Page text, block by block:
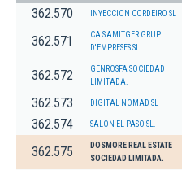
362.570 INYECCION CORDEIRO SL
362.571
CA S'AMITGER GRUP
D'EMPRESES SL.
362.572
GENROSFA SOCIEDAD
LIMITADA.
362.573 DIGITAL NOMAD SL
362.574 SALON EL PASO SL.
362.575
DOSMORE REAL ESTATE
SOCIEDAD LIMITADA.